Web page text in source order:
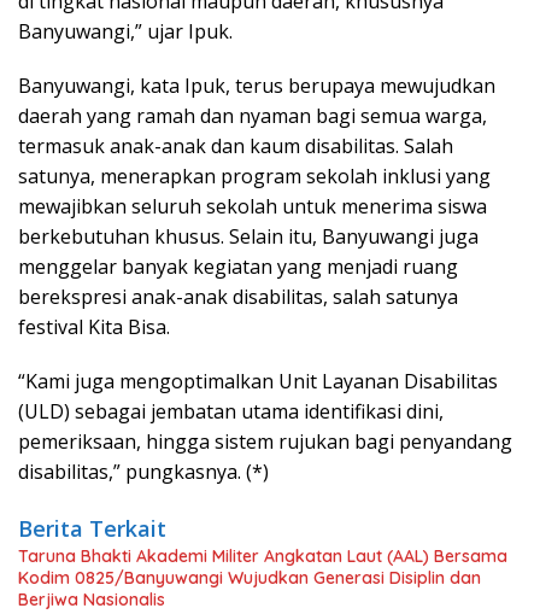
Banyuwangi,” ujar Ipuk.
Banyuwangi, kata Ipuk, terus berupaya mewujudkan
daerah yang ramah dan nyaman bagi semua warga,
termasuk anak-anak dan kaum disabilitas. Salah
satunya, menerapkan program sekolah inklusi yang
mewajibkan seluruh sekolah untuk menerima siswa
berkebutuhan khusus. Selain itu, Banyuwangi juga
menggelar banyak kegiatan yang menjadi ruang
berekspresi anak-anak disabilitas, salah satunya
festival Kita Bisa.
“Kami juga mengoptimalkan Unit Layanan Disabilitas
(ULD) sebagai jembatan utama identifikasi dini,
pemeriksaan, hingga sistem rujukan bagi penyandang
disabilitas,” pungkasnya. (*)
Berita Terkait
Taruna Bhakti Akademi Militer Angkatan Laut (AAL) Bersama
Kodim 0825/Banyuwangi Wujudkan Generasi Disiplin dan
Berjiwa Nasionalis